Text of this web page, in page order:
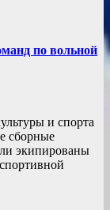
по вольной
и спорта
сборные
экипированы